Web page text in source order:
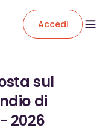
Accedi
sul
di
2026